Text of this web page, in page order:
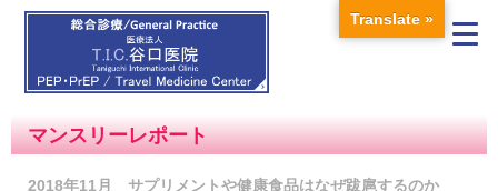
マンスリーレポート
2018年11月 サプリメントや健康食品はなぜ跋扈するのか
Translate »